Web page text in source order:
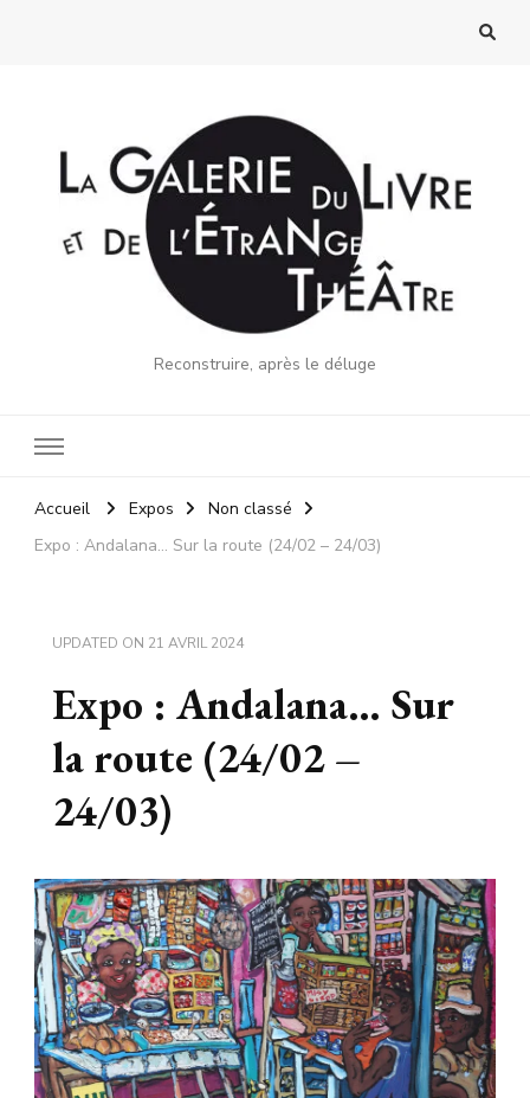
Reconstruire, après le déluge
Accueil Expos
Non classé
Expo : Andalana… Sur la route (24/02 – 24/03)
UPDATED ON 21 AVRIL 2024
Expo : Andalana… Sur
la route (24/02 –
24/03)